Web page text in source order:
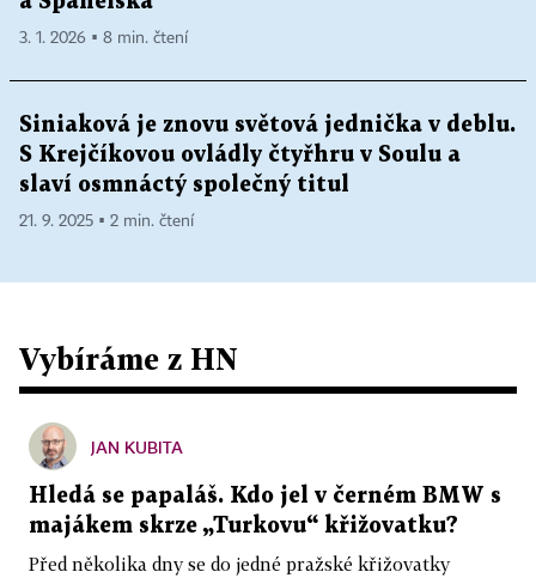
3. 1. 2026 ▪ 8 min. čtení
Siniaková je znovu světová jednička v deblu.
S Krejčíkovou ovládly čtyřhru v Soulu a
slaví osmnáctý společný titul
21. 9. 2025 ▪ 2 min. čtení
Vybíráme z HN
JAN KUBITA
Hledá se papaláš. Kdo jel v černém BMW s
majákem skrze „Turkovu“ křižovatku?
Před několika dny se do jedné pražské křižovatky